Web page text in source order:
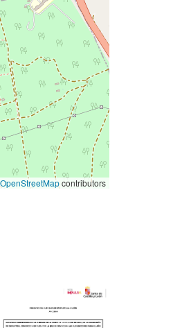
OpenStreetMapcontributors